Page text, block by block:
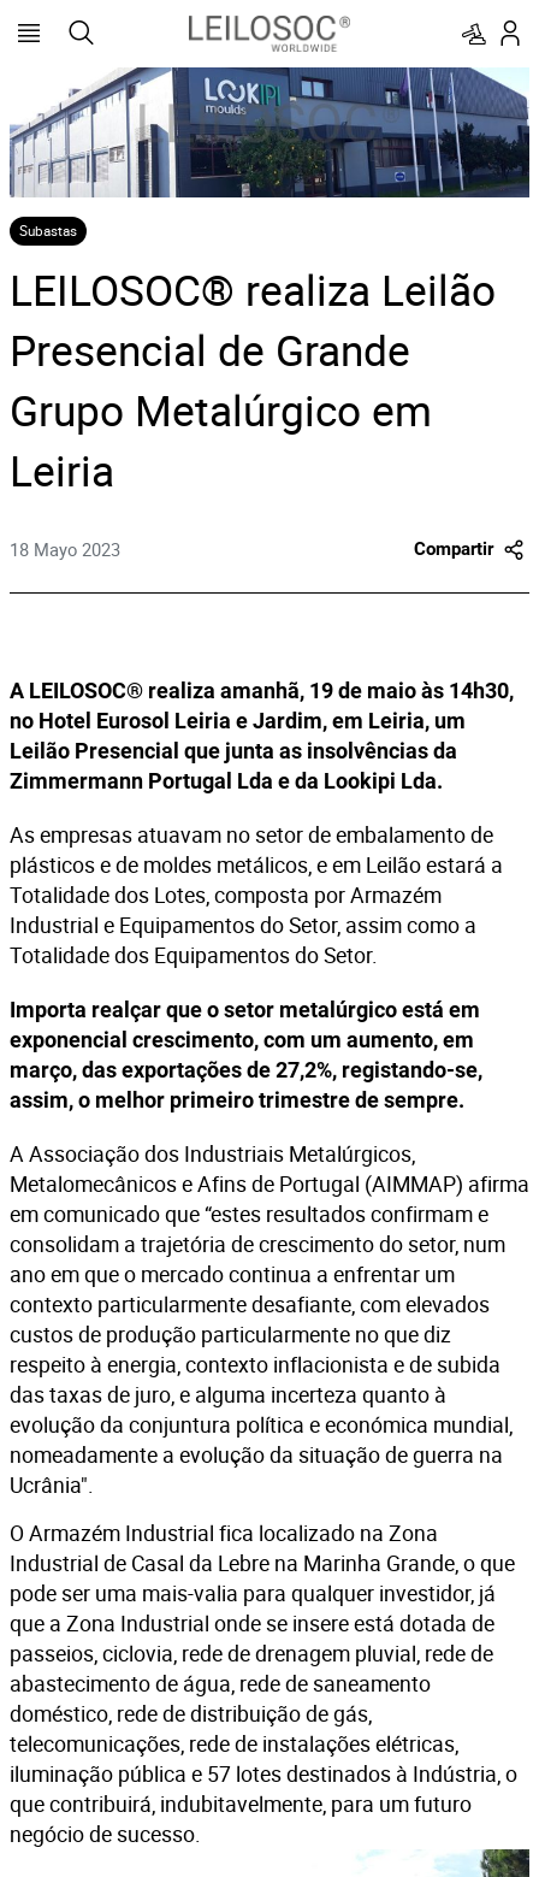
Subastas
LEILOSOC® realiza Leilão
Presencial de Grande
Grupo Metalúrgico em
Leiria
18 Mayo 2023 Compartir
A LEILOSOC® realiza amanhã, 19 de maio às 14h30,
no Hotel Eurosol Leiria e Jardim, em Leiria, um
Leilão Presencial que junta as insolvências da
Zimmermann Portugal Lda e da Lookipi Lda.
As empresas atuavam no setor de embalamento de
plásticos e de moldes metálicos, e em Leilão estará a
Totalidade dos Lotes, composta por Armazém
Industrial e Equipamentos do Setor, assim como a
Totalidade dos Equipamentos do Setor.
Importa realçar que o setor metalúrgico está em
exponencial crescimento, com um aumento, em
março, das exportações de 27,2%, registando-se,
assim, o melhor primeiro trimestre de sempre.
A Associação dos Industriais Metalúrgicos,
Metalomecânicos e Afins de Portugal (AIMMAP) afirma
em comunicado que “estes resultados confirmam e
consolidam a trajetória de crescimento do setor, num
ano em que o mercado continua a enfrentar um
contexto particularmente desafiante, com elevados
custos de produção particularmente no que diz
respeito à energia, contexto inflacionista e de subida
das taxas de juro, e alguma incerteza quanto à
evolução da conjuntura política e económica mundial,
nomeadamente a evolução da situação de guerra na
Ucrânia".
O Armazém Industrial fica localizado na Zona
Industrial de Casal da Lebre na Marinha Grande, o que
pode ser uma mais-valia para qualquer investidor, já
que a Zona Industrial onde se insere está dotada de
passeios, ciclovia, rede de drenagem pluvial, rede de
abastecimento de água, rede de saneamento
doméstico, rede de distribuição de gás,
telecomunicações, rede de instalações elétricas,
iluminação pública e 57 lotes destinados à Indústria, o
que contribuirá, indubitavelmente, para um futuro
negócio de sucesso.